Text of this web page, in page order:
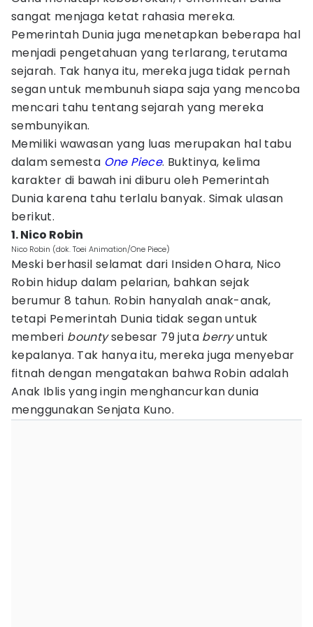
sangat menjaga ketat rahasia mereka.
Pemerintah Dunia juga menetapkan beberapa hal
menjadi pengetahuan yang terlarang, terutama
sejarah. Tak hanya itu, mereka juga tidak pernah
segan untuk membunuh siapa saja yang mencoba
mencari tahu tentang sejarah yang mereka
sembunyikan.
Memiliki wawasan yang luas merupakan hal tabu
dalam semesta One Piece. Buktinya, kelima
karakter di bawah ini diburu oleh Pemerintah
Dunia karena tahu terlalu banyak. Simak ulasan
berikut.
1. Nico Robin
Nico Robin (dok. Toei Animation/One Piece)
Meski berhasil selamat dari Insiden Ohara, Nico
Robin hidup dalam pelarian, bahkan sejak
berumur 8 tahun. Robin hanyalah anak-anak,
tetapi Pemerintah Dunia tidak segan untuk
memberi bountysebesar 79 juta berryuntuk
kepalanya. Tak hanya itu, mereka juga menyebar
fitnah dengan mengatakan bahwa Robin adalah
Anak Iblis yang ingin menghancurkan dunia
menggunakan Senjata Kuno.